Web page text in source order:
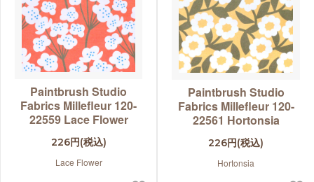
Paintbrush Studio
Fabrics Millefleur 120-
22559 Lace Flower
226円(税込)
Lace Flower
Paintbrush Studio
Fabrics Millefleur 120-
22561 Hortonsia
226円(税込)
Hortonsia